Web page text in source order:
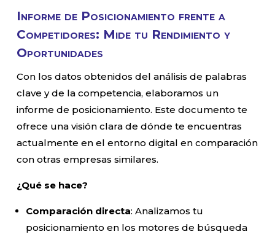
Informe de Posicionamiento frente a
Competidores: Mide tu Rendimiento y
Oportunidades
Con los datos obtenidos del análisis de palabras
clave y de la competencia, elaboramos un
informe de posicionamiento. Este documento te
ofrece una visión clara de dónde te encuentras
actualmente en el entorno digital en comparación
con otras empresas similares.
¿Qué se hace?
Comparación directa: Analizamos tu
posicionamiento en los motores de búsqueda